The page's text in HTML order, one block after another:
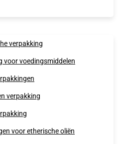
verpakking
voor voedingsmiddelen
verpakking
voor etherische oliën